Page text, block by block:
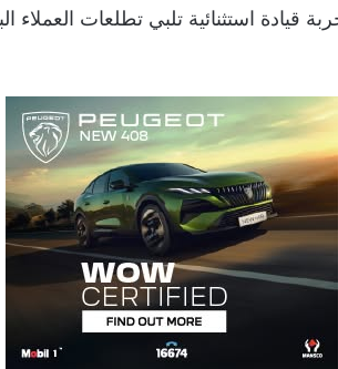
قيادة استثنائية تلبي تطلعات العملاء